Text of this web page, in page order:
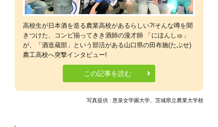
高校生が日本酒を造る農業高校があるらしい?!そんな噂を聞
きつけた、コンビ揃ってきき酒師の漫才師 「にほんしゅ」
が、「酒造蔵部」という部活がある山口県の田布施(たぶせ)
農工高校へ突撃インタビュー!
この記事を読む
写真提供 : 恵泉女学園大学、茨城県立農業大学校